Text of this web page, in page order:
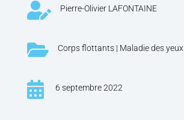
 Pierre-Olivier LAFONTAINE
 Corps flottants| Maladie des yeux
 6 septembre 2022